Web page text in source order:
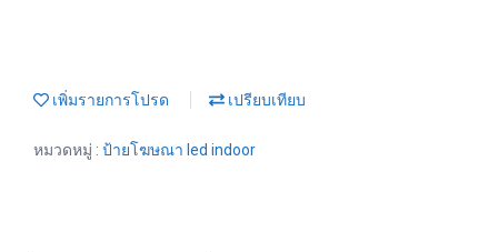
เพิ่มรายการโปรด เปรียบเทียบ
หมวดหมู่ : ป้ายโฆษณา led indoor